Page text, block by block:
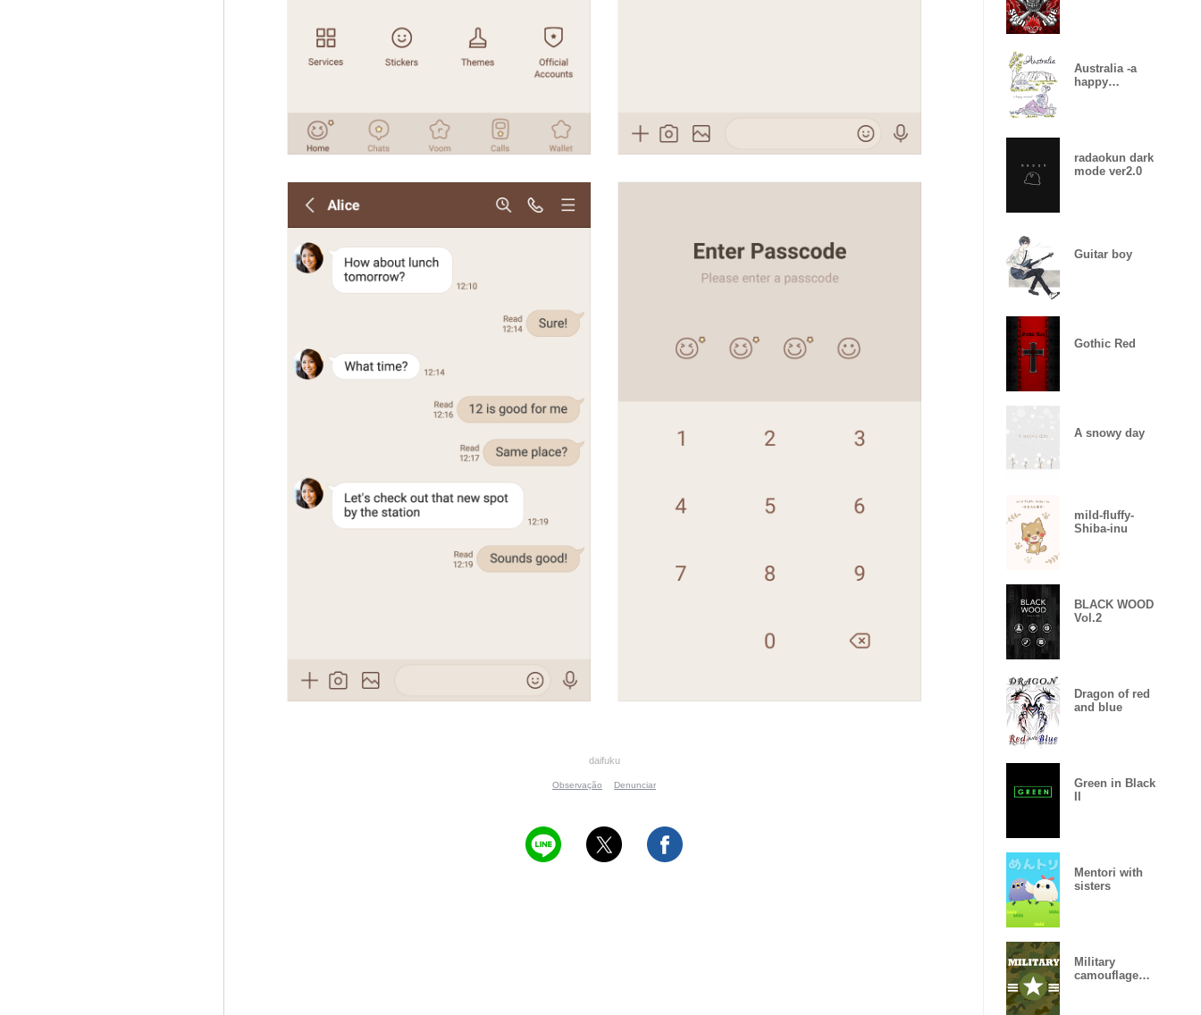
daifuku
Observação Denunciar
Australia -a
happy
radaokun dark
mode ver2.0
Guitar boy
Gothic Red
A snowy day
mild-fluffy-
Shiba-inu
BLACK WOOD
Vol.2
Dragon of red
and blue
Green in Black
Mentori with
sisters
Military
camouflage